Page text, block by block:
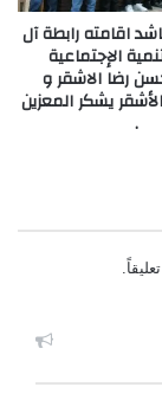
اقامته رابطة آل
الإجتماعية
رضا الاشقر و
يشكر المعزين
.